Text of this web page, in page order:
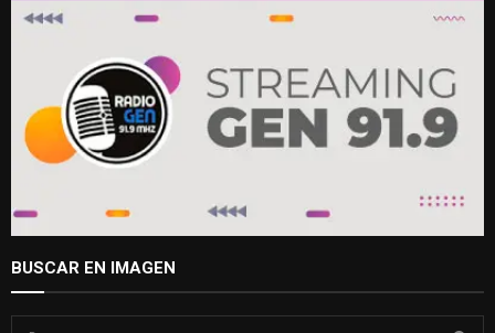
BUSCAR EN IMAGEN